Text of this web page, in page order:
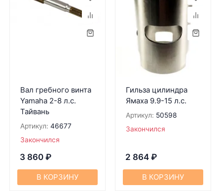
Вал гребного винта
Yamaha 2-8 л.с.
Тайвань
Артикул: 46677
Закончился
3 860 ₽
В КОРЗИНУ
Гильзa цилиндрa
Ямaхa 9.9-15 л.с.
Артикул: 50598
Закончился
2 864 ₽
В КОРЗИНУ